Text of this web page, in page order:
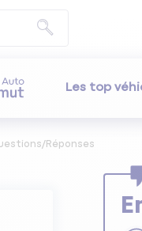
Les top
Réponses